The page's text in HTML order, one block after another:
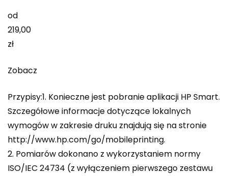
od
219,00
zł
Zobacz
Przypisy:1. Konieczne jest pobranie aplikacji HP Smart.
Szczegółowe informacje dotyczące lokalnych
wymogów w zakresie druku znajdują się na stronie
http://www.hp.com/go/mobileprinting.
2. Pomiarów dokonano z wykorzystaniem normy
ISO/IEC 24734 (z wyłączeniem pierwszego zestawu